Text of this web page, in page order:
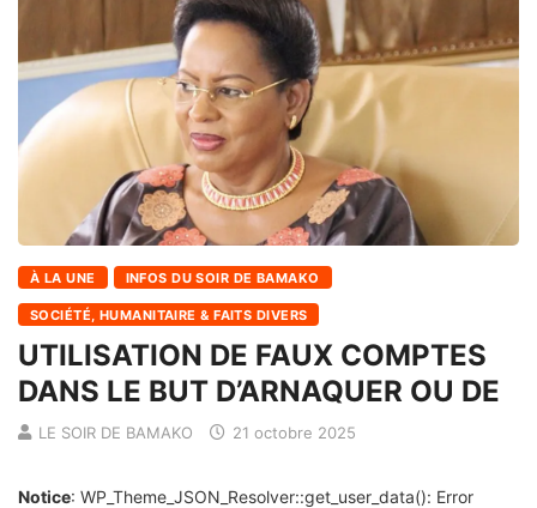
À LA UNE INFOS DU SOIR DE BAMAKO
SOCIÉTÉ, HUMANITAIRE & FAITS DIVERS
UTILISATION DE FAUX COMPTES
DANS LE BUT D’ARNAQUER OU DE
LE SOIR DE BAMAKO 21 octobre 2025
Notice: WP_Theme_JSON_Resolver::get_user_data(): Error